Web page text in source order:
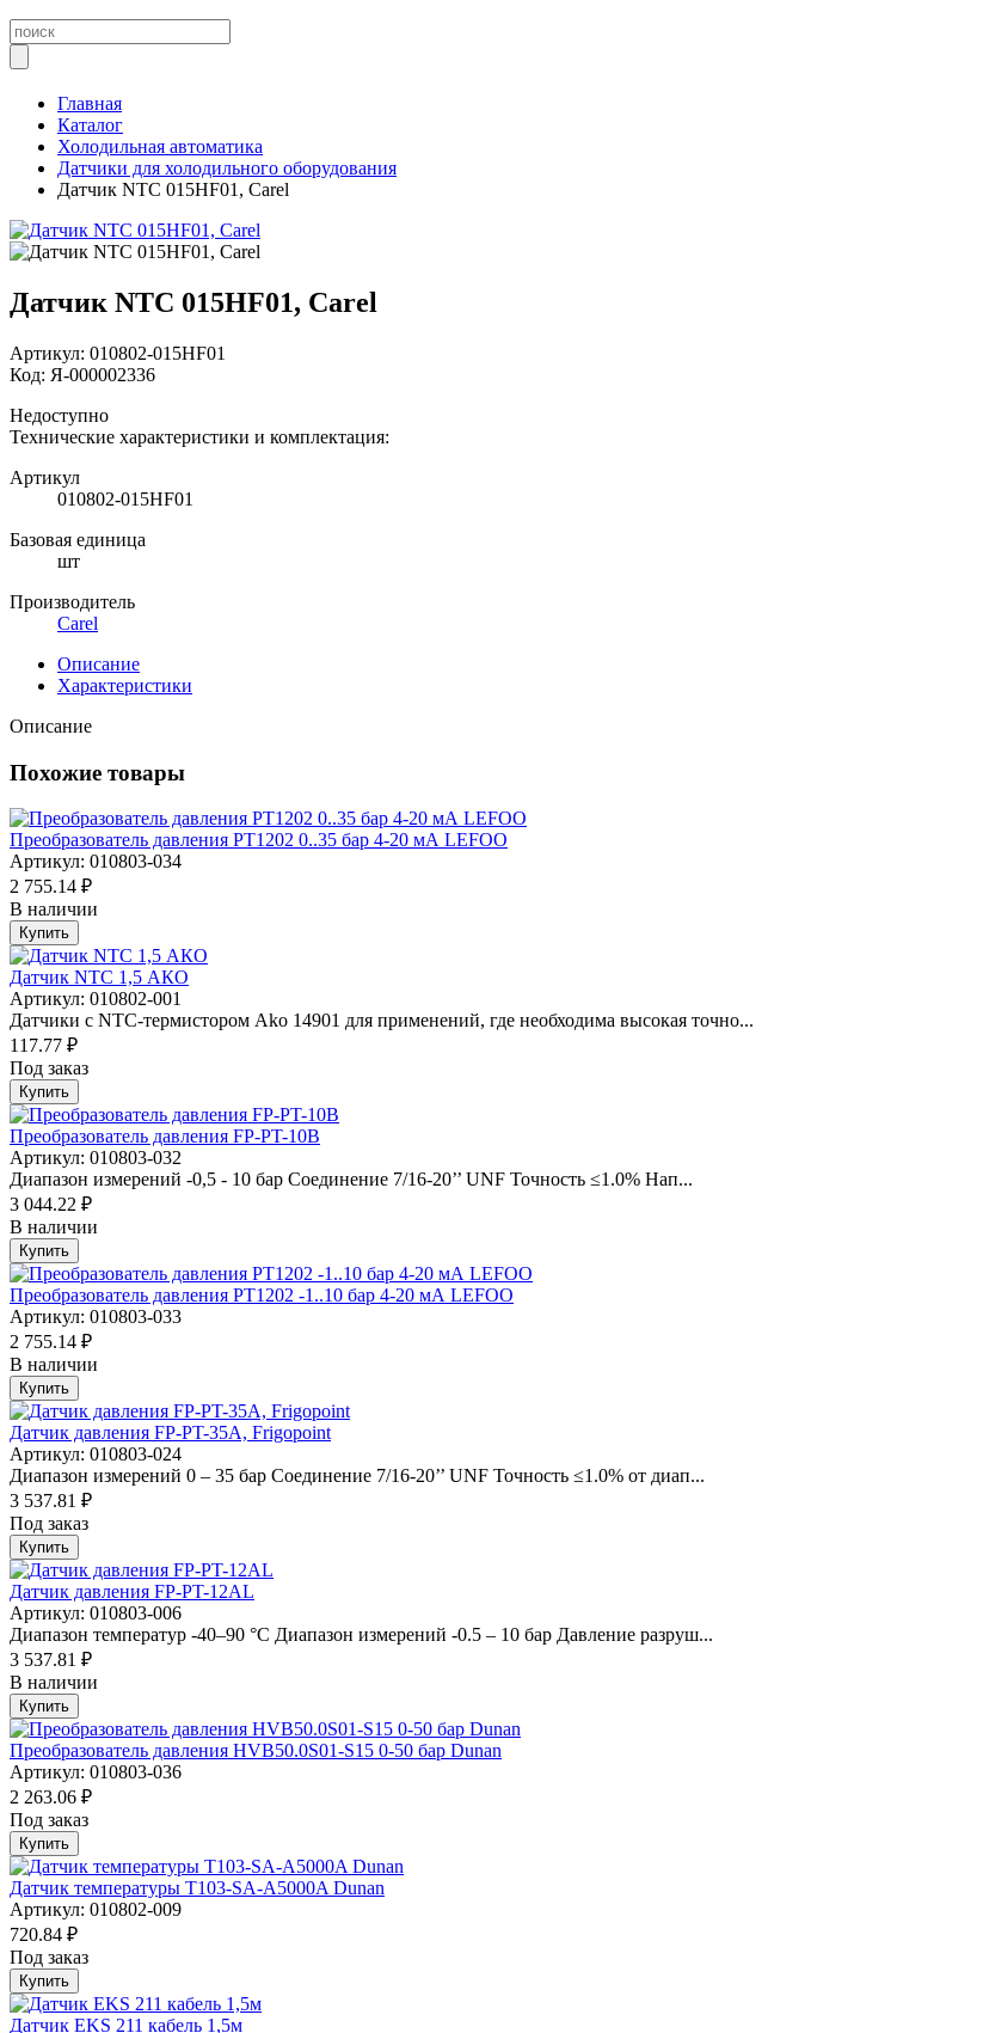
Главная
Каталог
Холодильная автоматика
Датчики для холодильного оборудования
Датчик NTC 015HF01, Carel
Датчик NTC 015HF01, Carel
Артикул: 010802-015HF01
Код: Я-000002336
Недоступно
Технические характеристики и комплектация:
Артикул
010802-015HF01
Базовая единица
шт
Производитель
Carel
Описание
Характеристики
Описание
Похожие товары
Преобразователь давления PT1202 0..35 бар 4-20 мА LEFOO
Артикул: 010803-034
2 755.14 ₽
В наличии
Купить
Датчик NTC 1,5 АКО
Артикул: 010802-001
Датчики с NTC-термистором Ako 14901 для применений, где необходима высокая точно...
117.77 ₽
Под заказ
Купить
Преобразователь давления FP-PT-10B
Артикул: 010803-032
Диапазон измерений -0,5 - 10 бар Соединение 7/16-20’’ UNF Точность ≤1.0% Нап...
3 044.22 ₽
В наличии
Купить
Преобразователь давления PT1202 -1..10 бар 4-20 мА LEFOO
Артикул: 010803-033
2 755.14 ₽
В наличии
Купить
Датчик давления FP-PT-35A, Frigopoint
Артикул: 010803-024
Диапазон измерений 0 – 35 бар Соединение 7/16-20’’ UNF Точность ≤1.0% от диап...
3 537.81 ₽
Под заказ
Купить
Датчик давления FP-PT-12AL
Артикул: 010803-006
Диапазон температур -40–90 °С Диапазон измерений -0.5 – 10 бар Давление разруш...
3 537.81 ₽
В наличии
Купить
Преобразователь давления HVB50.0S01-S15 0-50 бар Dunan
Артикул: 010803-036
2 263.06 ₽
Под заказ
Купить
Датчик температуры T103-SA-A5000A Dunan
Артикул: 010802-009
720.84 ₽
Под заказ
Купить
Датчик EKS 211 кабель 1,5м